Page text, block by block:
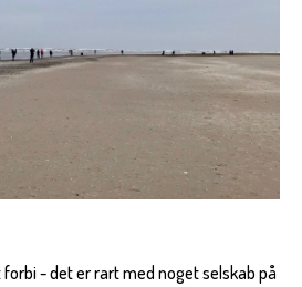
- det er rart med noget selskab på